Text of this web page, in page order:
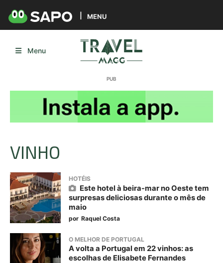
MENU
Menu
VINHO
HOTÉIS
Este hotel à beira-mar no Oeste tem
surpresas deliciosas durante o mês de
maio
por Raquel Costa
O MELHOR DE PORTUGAL
A volta a Portugal em 22 vinhos: as
escolhas de Elisabete Fernandes